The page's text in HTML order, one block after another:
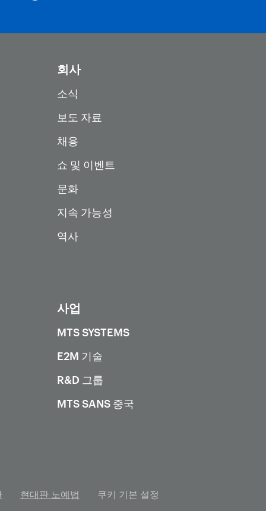
회사
소식
보도 자료
채용
쇼 및 이벤트
문화
지속 가능성
역사
사업
MTS SYSTEMS
E2M 기술
R&D 그룹
MTS SANS 중국
현대판 노예법 쿠키 기본 설정